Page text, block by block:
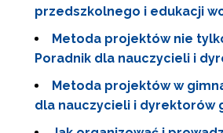
przedszkolnego i edukacji
Metoda projektów nie
Poradnik dla nauczycieli i
Metoda projektów w
dla nauczycieli i dyrektorów